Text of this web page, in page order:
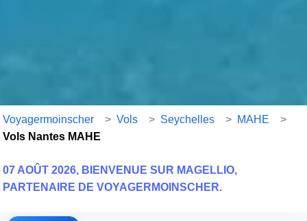
Voyagermoinscher > Vols > Seychelles > MAHE
>
Vols Nantes MAHE
07 AOÛT 2026, BIENVENUE SUR MAGELLIO,
PARTENAIRE DE VOYAGERMOINSCHER.